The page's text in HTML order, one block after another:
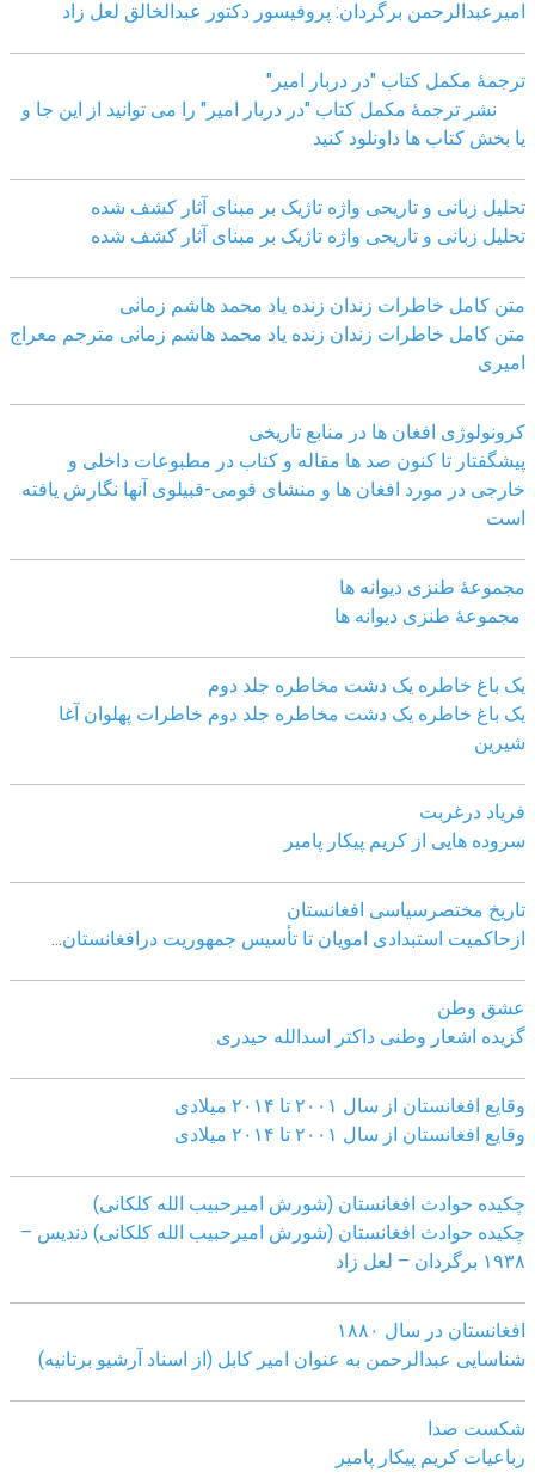
امیرعبدالرحمن برگردان: پروفیسور دکتور عبدالخالق لعل زاد
ترجمۀ مکمل کتاب "در دربار امیر"
نشر ترجمۀ مکمل کتاب "در دربار امیر" را می توانید از این جا و
یا بخش کتاب ها داونلود کنید
تحلیل زبانی و تاریحی واژه تاژیک بر مبنای آثار کشف شده
تحلیل زبانی و تاریحی واژه تاژیک بر مبنای آثار کشف شده
متن کامل خاطرات زندان زنده یاد محمد هاشم زمانی
متن کامل خاطرات زندان زنده یاد محمد هاشم زمانی مترجم معراج
امیری
کرونولوژی افغان ھا در منابع تاریخی
پیشگفتار تا کنون صد ھا مقاله و کتاب در مطبوعات داخلی و
خارجی در مورد افغان ھا و منشای قومی-قبیلوی آنھا نگارش یافته
است
مجموعهٔ طنزی دیوانه ها
مجموعهٔ طنزی دیوانه ها
یک باغ خاطره یک دشت مخاطره جلد دوم
یک باغ خاطره یک دشت مخاطره جلد دوم خاطرات پهلوان آغا
شیرین
فریاد درغربت
سروده هایی از کریم پیکار پامیر
تاریخ مختصرسیاسی افغانستان
ازحاکمیت استبدادی امویان تا تأسیس جمهوریت درافغانستان
عشق وطن
گزیده اشعار وطنی داکتر اسدالله حیدری
وقایع افغانستان از سال ۲۰۰۱ تا ۲۰۱۴ میلادی
وقایع افغانستان از سال ۲۰۰۱ تا ۲۰۱۴ میلادی
چکیده حوادث افغانستان (شورش امیرحبیب الله کلکانی)
چکیده حوادث افغانستان (شورش امیرحبیب الله کلکانی) دندیس –
١٩٣٨ برگردان – لعل زاد
افغانستان در سال ۱۸۸۰
شناسایی عبدالرحمن به عنوان امیر کابل (از اسناد آرشیو برتانیه)
شکست صدا
رباعیات کریم پیکار پامیر